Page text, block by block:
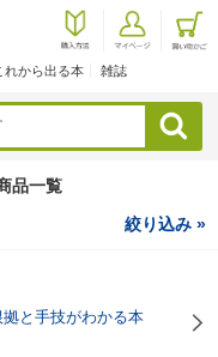
れから出る本 雑誌
検索
品一覧
絞り込み »
と手技がわかる本